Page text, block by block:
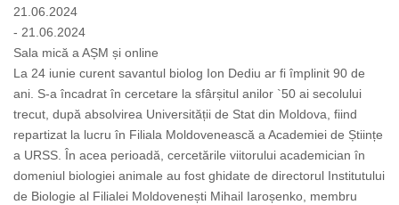
21.06.2024
- 21.06.2024
Sala mică a AȘM și online
La 24 iunie curent savantul biolog Ion Dediu ar fi împlinit 90 de
ani. S-a încadrat în cercetare la sfârșitul anilor `50 ai secolului
trecut, după absolvirea Universității de Stat din Moldova, fiind
repartizat la lucru în Filiala Moldovenească a Academiei de Științe
a URSS. În acea perioadă, cercetările viitorului academician în
domeniul biologiei animale au fost ghidate de directorul Institutului
de Biologie al Filialei Moldovenești Mihail Iaroșenko, membru